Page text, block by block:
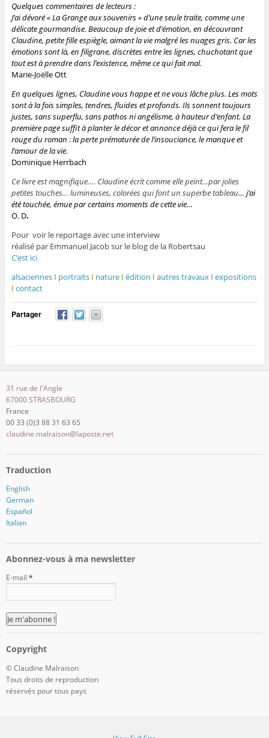
Quelques commentaires de lecteurs :
J’ai dévoré « La Grange aux souvenirs » d’une seule traite, comme une
délicate gourmandise. Beaucoup de joie et d’émotion, en découvrant
Claudine, petite fille espiègle, aimant la vie malgréles nuages gris. Car les
émotions sont là, en filigrane, discrètes entre les lignes, chuchotant que
tout est à prendre dans l’existence, même ce qui fait mal.
Marie-Joëlle Ott
En quelques lignes, Claudine vous happe et ne vous lâche plus. Les mots
sont à la fois simples, tendres, fluides et profonds. Ils sonnent toujours
justes, sans superflu, sans pathos ni angélisme, à hauteur d’enfant. La
première page suffit à planter le décor et annonce déjà ce qui fera le fil
rouge du roman : la perte prématurée de l’insouciance, le manque et
l’amour de la vie.
Dominique Herrbach
Ce livre est magnifique…. Claudine écrit comme elle peint…par jolies
petites touches… lumineuses, colorées qui font un superbe tableau… j’ai
été touchée, émue par certains moments de cette vie…
O. D.
Pour voir le reportage avec une interview
réalisé par Emmanuel Jacob sur le blog de la Robertsau
C’est ici
alsaciennes I portraits I nature I édition I autres travaux I expositions
I contact
Partager
31 rue de l'Angle
67000 STRASBOURG
France
00 33 (0)3 88 31 63 65
claudine.malraison@laposte.net
Traduction
English
German
Español
Italian
Abonnez-vous à ma newsletter
E-mail *
Copyright
© Claudine Malraison
Tous droits de reproduction
réservés pour tous pays